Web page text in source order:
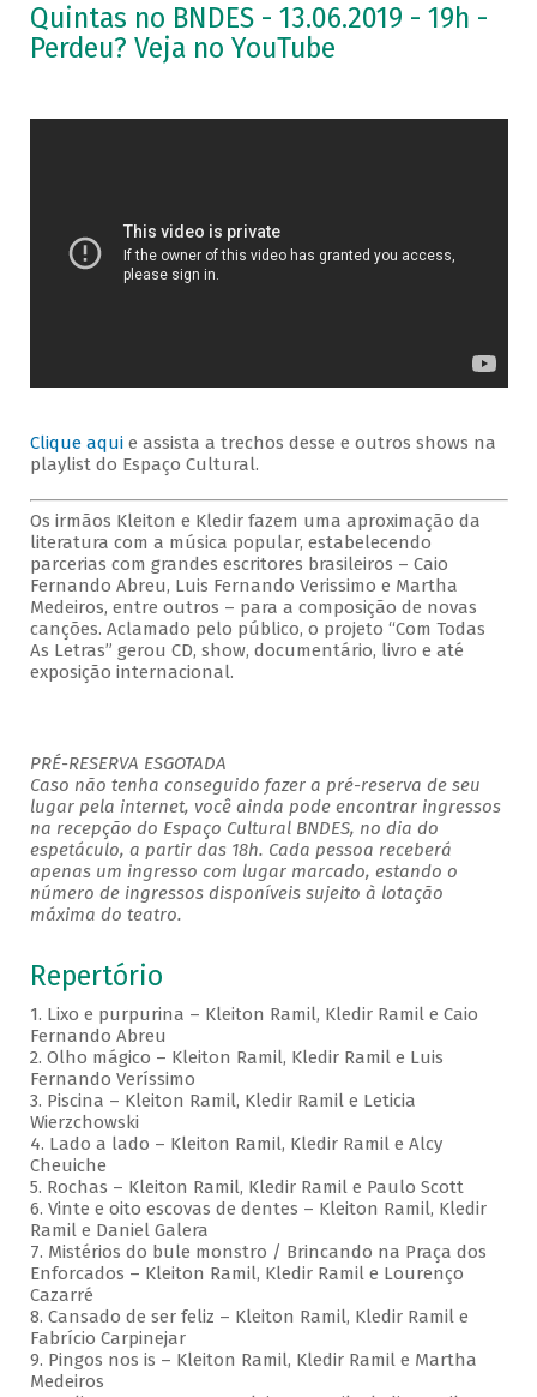
Quintas no BNDES - 13.06.2019 - 19h -
Perdeu? Veja no YouTube
Clique aquie assista a trechos desse e outros shows na
playlist do Espaço Cultural.
Os irmãos Kleiton e Kledir fazem uma aproximação da
literatura com a música popular, estabelecendo
parcerias com grandes escritores brasileiros – Caio
Fernando Abreu, Luis Fernando Verissimo e Martha
Medeiros, entre outros – para a composição de novas
canções. Aclamado pelo público, o projeto “Com Todas
As Letras” gerou CD, show, documentário, livro e até
exposição internacional.
PRÉ-RESERVA ESGOTADA
Caso não tenha conseguido fazer a pré-reserva de seu
lugar pela internet, você ainda pode encontrar ingressos
na recepção do Espaço Cultural BNDES, no dia do
espetáculo, a partir das 18h. Cada pessoa receberá
apenas um ingresso com lugar marcado, estando o
número de ingressos disponíveis sujeito à lotação
máxima do teatro.
Repertório
1. Lixo e purpurina – Kleiton Ramil, Kledir Ramil e Caio
Fernando Abreu
2. Olho mágico – Kleiton Ramil, Kledir Ramil e Luis
Fernando Veríssimo
3. Piscina – Kleiton Ramil, Kledir Ramil e Leticia
Wierzchowski
4. Lado a lado – Kleiton Ramil, Kledir Ramil e Alcy
Cheuiche
5. Rochas – Kleiton Ramil, Kledir Ramil e Paulo Scott
6. Vinte e oito escovas de dentes – Kleiton Ramil, Kledir
Ramil e Daniel Galera
7. Mistérios do bule monstro / Brincando na Praça dos
Enforcados – Kleiton Ramil, Kledir Ramil e Lourenço
Cazarré
8. Cansado de ser feliz – Kleiton Ramil, Kledir Ramil e
Fabrício Carpinejar
9. Pingos nos is – Kleiton Ramil, Kledir Ramil e Martha
Medeiros